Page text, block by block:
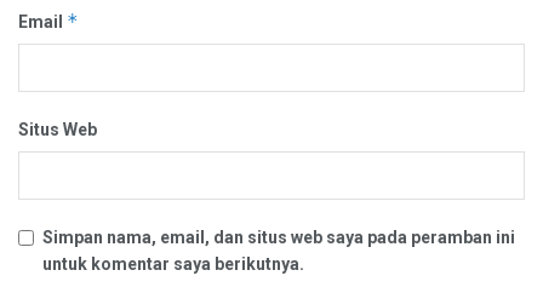
Email *
Situs Web
Simpan nama, email, dan situs web saya pada peramban ini
untuk komentar saya berikutnya.